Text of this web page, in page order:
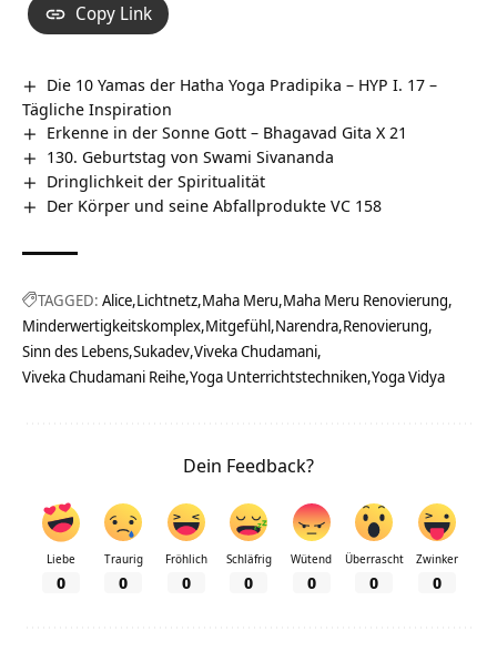
Copy Link
Die 10 Yamas der Hatha Yoga Pradipika – HYP I. 17 –
Tägliche Inspiration
Erkenne in der Sonne Gott – Bhagavad Gita X 21
130. Geburtstag von Swami Sivananda
Dringlichkeit der Spiritualität
Der Körper und seine Abfallprodukte VC 158
TAGGED: Alice Lichtnetz Maha Meru Maha Meru Renovierung
Minderwertigkeitskomplex Mitgefühl Narendra Renovierung
Sinn des Lebens Sukadev Viveka Chudamani
Viveka Chudamani Reihe Yoga Unterrichtstechniken Yoga Vidya
Dein Feedback?
Liebe
0
Traurig
0
Fröhlich
0
Schläfrig
0
Wütend
0
Überrascht
0
Zwinker
0